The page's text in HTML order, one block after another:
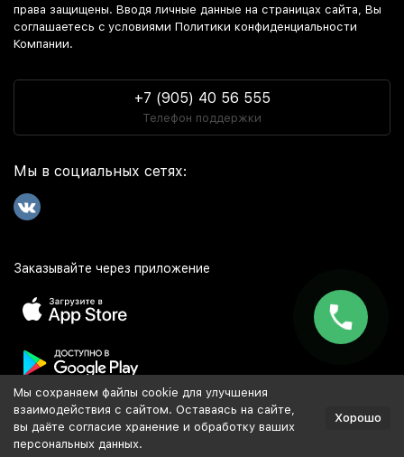
права защищены. Вводя личные данные на страницах сайта, Вы
соглашаетесь c условиями Политики конфиденциальности
Компании.
+7 (905) 40 56 555
Телефон поддержки
Мы в социальных сетях:
Заказывайте через приложение
Популярное
Мы сохраняем файлы cookie для улучшения
взаимодействия с сайтом. Оставаясь на сайте,
вы даёте согласие хранение и обработку ваших
персональных данных.
Хорошо